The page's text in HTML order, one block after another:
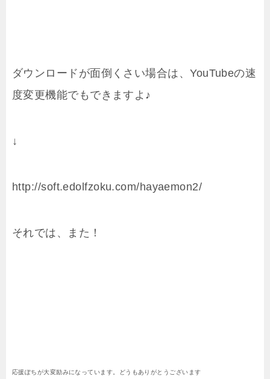
ダウンロードが面倒くさい場合は、YouTubeの速
度変更機能でもできますよ♪
↓
http://soft.edolfzoku.com/hayaemon2/
それでは、また！
応援ぽちが大変励みになっています。どうもありがとうございます